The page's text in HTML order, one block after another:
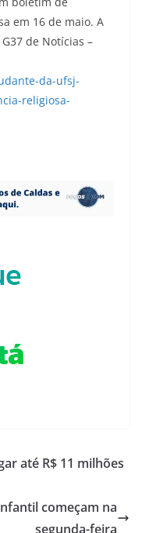
em 16 de maio. A
de Notícias –
da-ufsj-
religiosa-
até R$ 11 milhões
começam na
segunda-feira